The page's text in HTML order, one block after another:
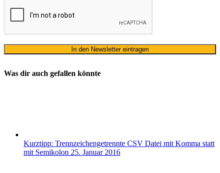
Was dir auch gefallen könnte
Kurztipp: Trennzeichengetrennte CSV Datei mit Komma statt
mit Semikolon 25. Januar 2016